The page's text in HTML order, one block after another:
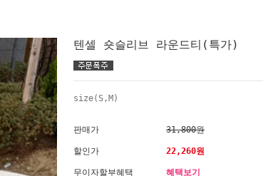
텐셀 숏슬리브 라운드티(특가)
size(S,M)
판매가 31,800원
할인가 22,260원
무이자할부혜택 혜택보기